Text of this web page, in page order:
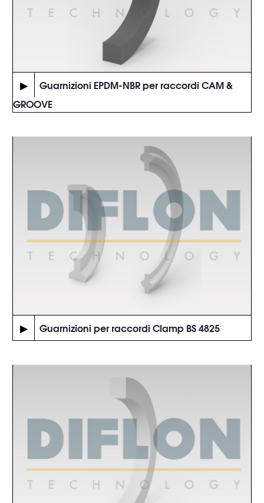
▶
Guarnizioni EPDM-NBR per raccordi CAM &
GROOVE
▶ Guarnizioni per raccordi Clamp BS 4825